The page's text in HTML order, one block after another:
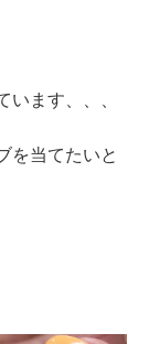
ます、、、
を当てたいと